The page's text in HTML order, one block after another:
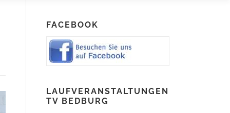
FACEBOOK
LAUFVERANSTALTUNGEN
TV BEDBURG